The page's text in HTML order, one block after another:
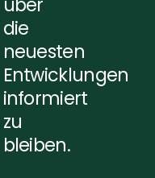
über
die
neuesten
Entwicklungen
informiert
zu
bleiben.